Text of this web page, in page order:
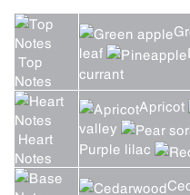
Top
Notes
leaf
currant
Heart
Notes
Apricot
valley
Purple lilac